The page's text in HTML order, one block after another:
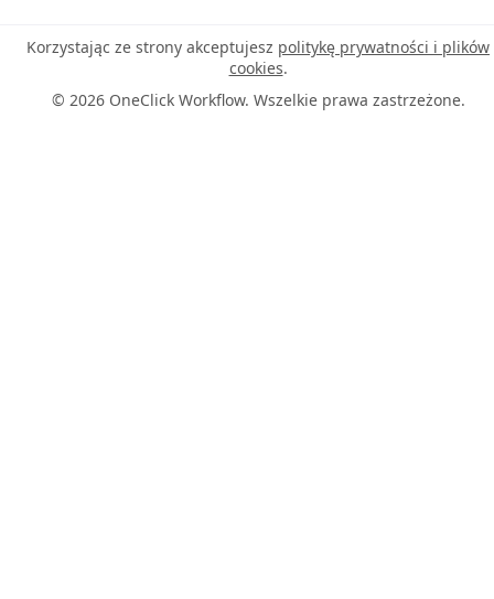
Korzystając ze strony akceptujesz politykę prywatności i plików
cookies.
© 2026 OneClick Workflow. Wszelkie prawa zastrzeżone.